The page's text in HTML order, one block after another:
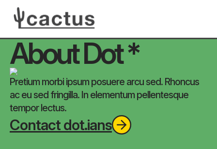
About Dot *
Pretium morbi ipsum posuere arcu sed. Rhoncus
ac eu sed fringilla. In elementum pellentesque
tempor lectus.
Contact dot.ians